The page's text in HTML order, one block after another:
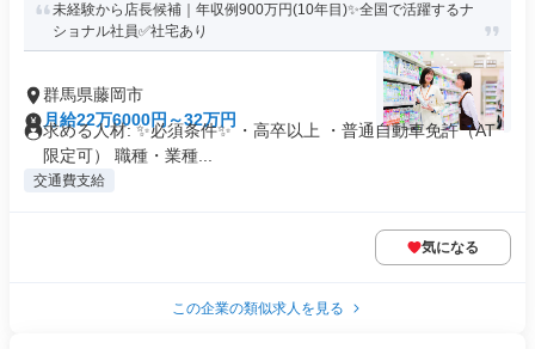
未経験から店長候補｜年収例900万円(10年目)✨全国で活躍するナ
ショナル社員✅社宅あり
群馬県藤岡市
月給22万6000円～32万円
求める人材: ✨必須条件✨ ・高卒以上 ・普通自動車免許（AT
限定可） 職種・業種...
交通費支給
気になる
この企業の類似求人を見る